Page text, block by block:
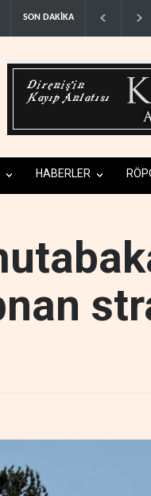
SON DAKİKA
krizini ifşa edenleri tehdit
HABERLER